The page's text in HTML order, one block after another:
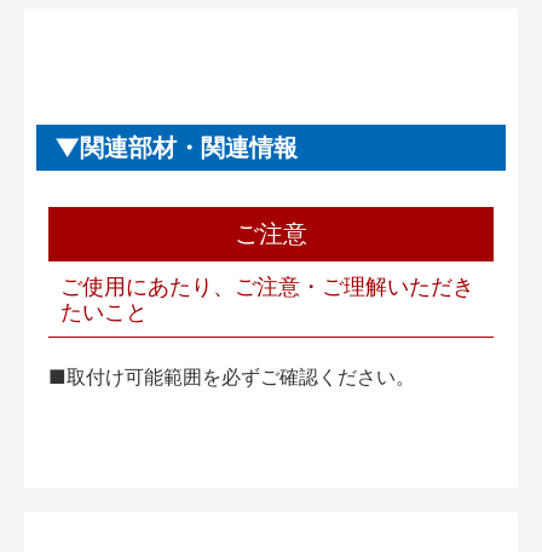
関連部材・関連情報
ご注意
ご使用にあたり、ご注意・ご理解いただき
たいこと
■取付け可能範囲を必ずご確認ください。